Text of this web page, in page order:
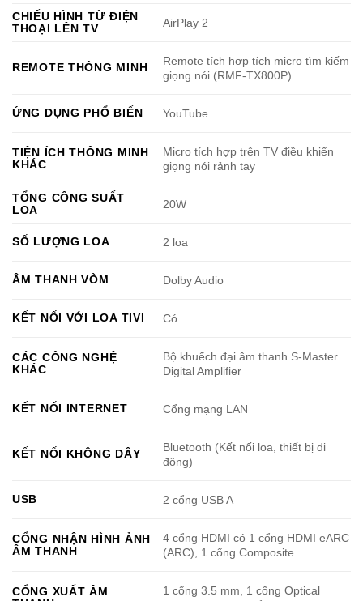
CHIẾU HÌNH TỪ ĐIỆN
THOẠI LÊN TV
AirPlay 2
REMOTE THÔNG MINH
Remote tích hợp tích micro tìm kiếm
giọng nói (RMF-TX800P)
ỨNG DỤNG PHỔ BIẾN YouTube
TIỆN ÍCH THÔNG MINH
KHÁC
Micro tích hợp trên TV điều khiển
giọng nói rảnh tay
TỔNG CÔNG SUẤT
LOA
20W
SỐ LƯỢNG LOA 2 loa
ÂM THANH VÒM Dolby Audio
KẾT NỐI VỚI LOA TIVI Có
CÁC CÔNG NGHỆ
KHÁC
Bộ khuếch đại âm thanh S-Master
Digital Amplifier
KẾT NỐI INTERNET Cổng mạng LAN
KẾT NỐI KHÔNG DÂY
Bluetooth (Kết nối loa, thiết bị di
động)
USB 2 cổng USB A
CỔNG NHẬN HÌNH ẢNH
ÂM THANH
4 cổng HDMI có 1 cổng HDMI eARC
(ARC), 1 cổng Composite
CỔNG XUẤT ÂM
1 cổng 3.5 mm, 1 cổng Optical